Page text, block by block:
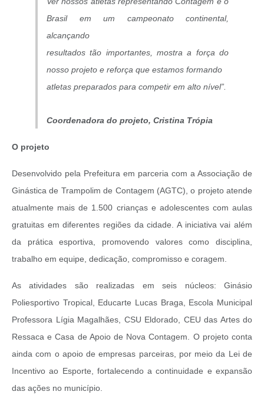
Brasil em um campeonato continental,
alcançando
resultados tão importantes, mostra a força do
nosso projeto e reforça que estamos formando
atletas preparados para competir em alto nível”.
Coordenadora do projeto, Cristina Trópia
O projeto
Desenvolvido pela Prefeitura em parceria com a Associação de
Ginástica de Trampolim de Contagem (AGTC), o projeto atende
atualmente mais de 1.500 crianças e adolescentes com aulas
gratuitas em diferentes regiões da cidade. A iniciativa vai além
da prática esportiva, promovendo valores como disciplina,
trabalho em equipe, dedicação, compromisso e coragem.
As atividades são realizadas em seis núcleos: Ginásio
Poliesportivo Tropical, Educarte Lucas Braga, Escola Municipal
Professora Lígia Magalhães, CSU Eldorado, CEU das Artes do
Ressaca e Casa de Apoio de Nova Contagem. O projeto conta
ainda com o apoio de empresas parceiras, por meio da Lei de
Incentivo ao Esporte, fortalecendo a continuidade e expansão
das ações no município.